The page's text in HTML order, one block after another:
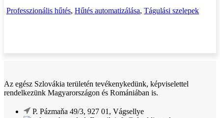
Professzionális hűtés, Hűtés automatizálása, Tágulási szelepek
Az egész Szlovákia területén tevékenykedünk, képviselettel
rendelkezünk Magyarországon és Romániában is.
P. Pázmaňa 49/3, 927 01, Vágsellye